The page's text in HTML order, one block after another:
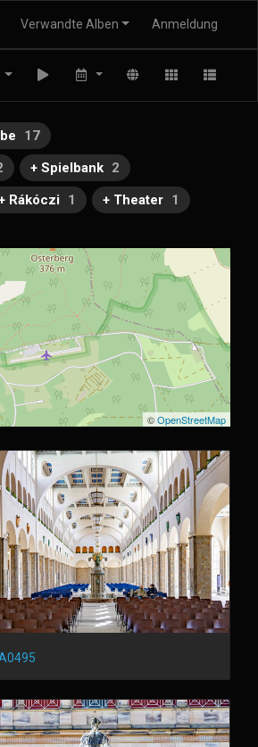
Verwandte Alben Anmeldung
17
+ Spielbank 2
Rákóczi 1 + Theater 1
©OpenStreetMap